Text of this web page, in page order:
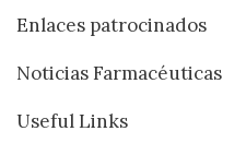
Enlaces patrocinados
Noticias Farmacéuticas
Useful Links